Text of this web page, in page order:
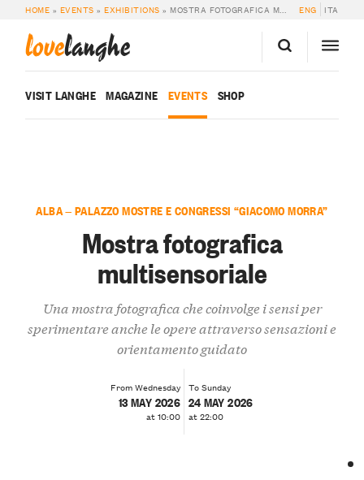
HOME » EVENTS »EXHIBITIONS » MOSTRA FOTOGRAFICA MULTISENSORIALE ENG ITA
lovelanghe
VISIT LANGHE MAGAZINE EVENTS SHOP
ALBA — PALAZZO MOSTRE E CONGRESSI “GIACOMO MORRA”
Mostra fotografica
multisensoriale
Una mostra fotografica che coinvolge i sensi per
sperimentare anche le opere attraverso sensazioni e
orientamento guidato
From Wednesday
13 MAY 2026
at 10:00
To Sunday
24 MAY 2026
at 22:00